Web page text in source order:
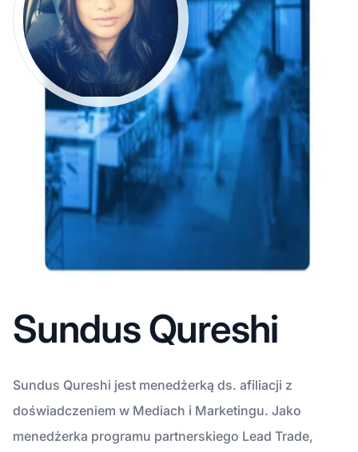
Sundus Qureshi
Sundus Qureshi jest menedżerką ds. afiliacji z
doświadczeniem w Mediach i Marketingu. Jako
menedżerka programu partnerskiego Lead Trade,